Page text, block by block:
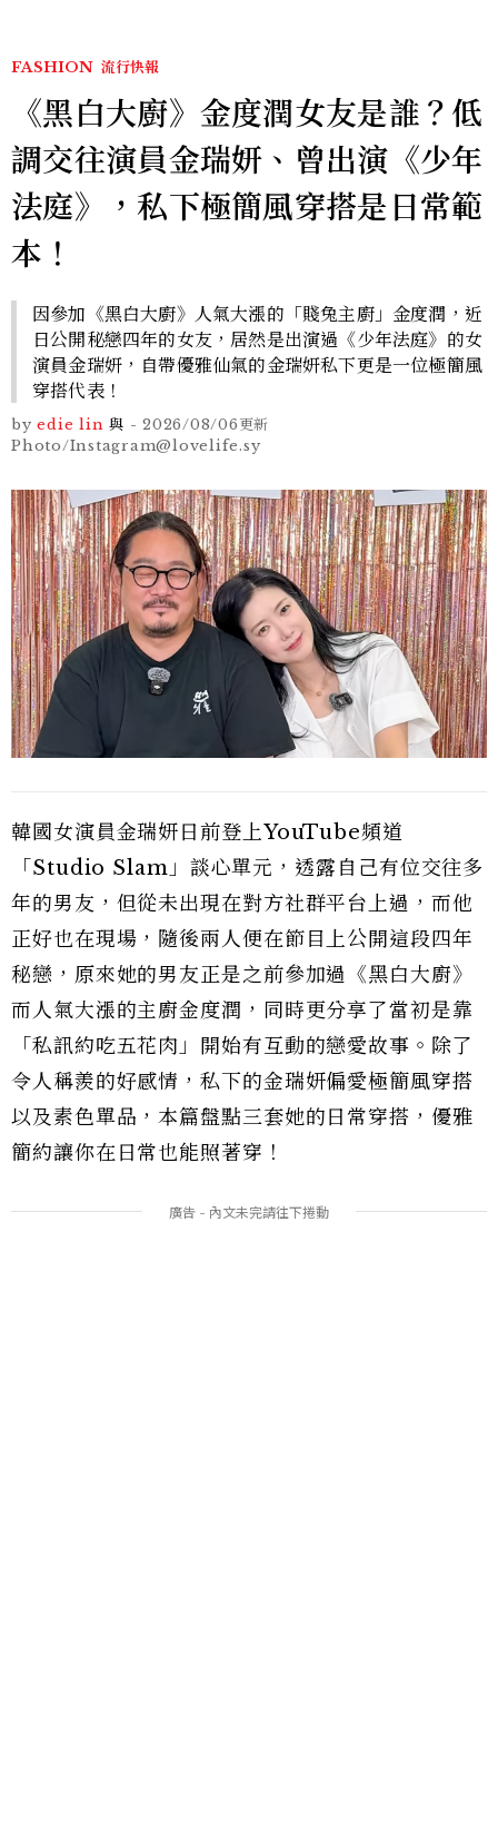
FASHION 流行快報
《黑白大廚》金度潤女友是誰？低
調交往演員金瑞妍、曾出演《少年
法庭》，私下極簡風穿搭是日常範
本！
因參加《黑白大廚》人氣大漲的「賤兔主廚」金度潤，近
日公開秘戀四年的女友，居然是出演過《少年法庭》的女
演員金瑞妍，自帶優雅仙氣的金瑞妍私下更是一位極簡風
穿搭代表！
by edie lin 與 - 2026/08/06更新
Photo/Instagram@lovelife.sy
韓國女演員金瑞妍日前登上YouTube頻道
「Studio Slam」談心單元，透露自己有位交往多
年的男友，但從未出現在對方社群平台上過，而他
正好也在現場，隨後兩人便在節目上公開這段四年
秘戀，原來她的男友正是之前參加過《黑白大廚》
而人氣大漲的主廚金度潤，同時更分享了當初是靠
「私訊約吃五花肉」開始有互動的戀愛故事。除了
令人稱羨的好感情，私下的金瑞妍偏愛極簡風穿搭
以及素色單品，本篇盤點三套她的日常穿搭，優雅
簡約讓你在日常也能照著穿！